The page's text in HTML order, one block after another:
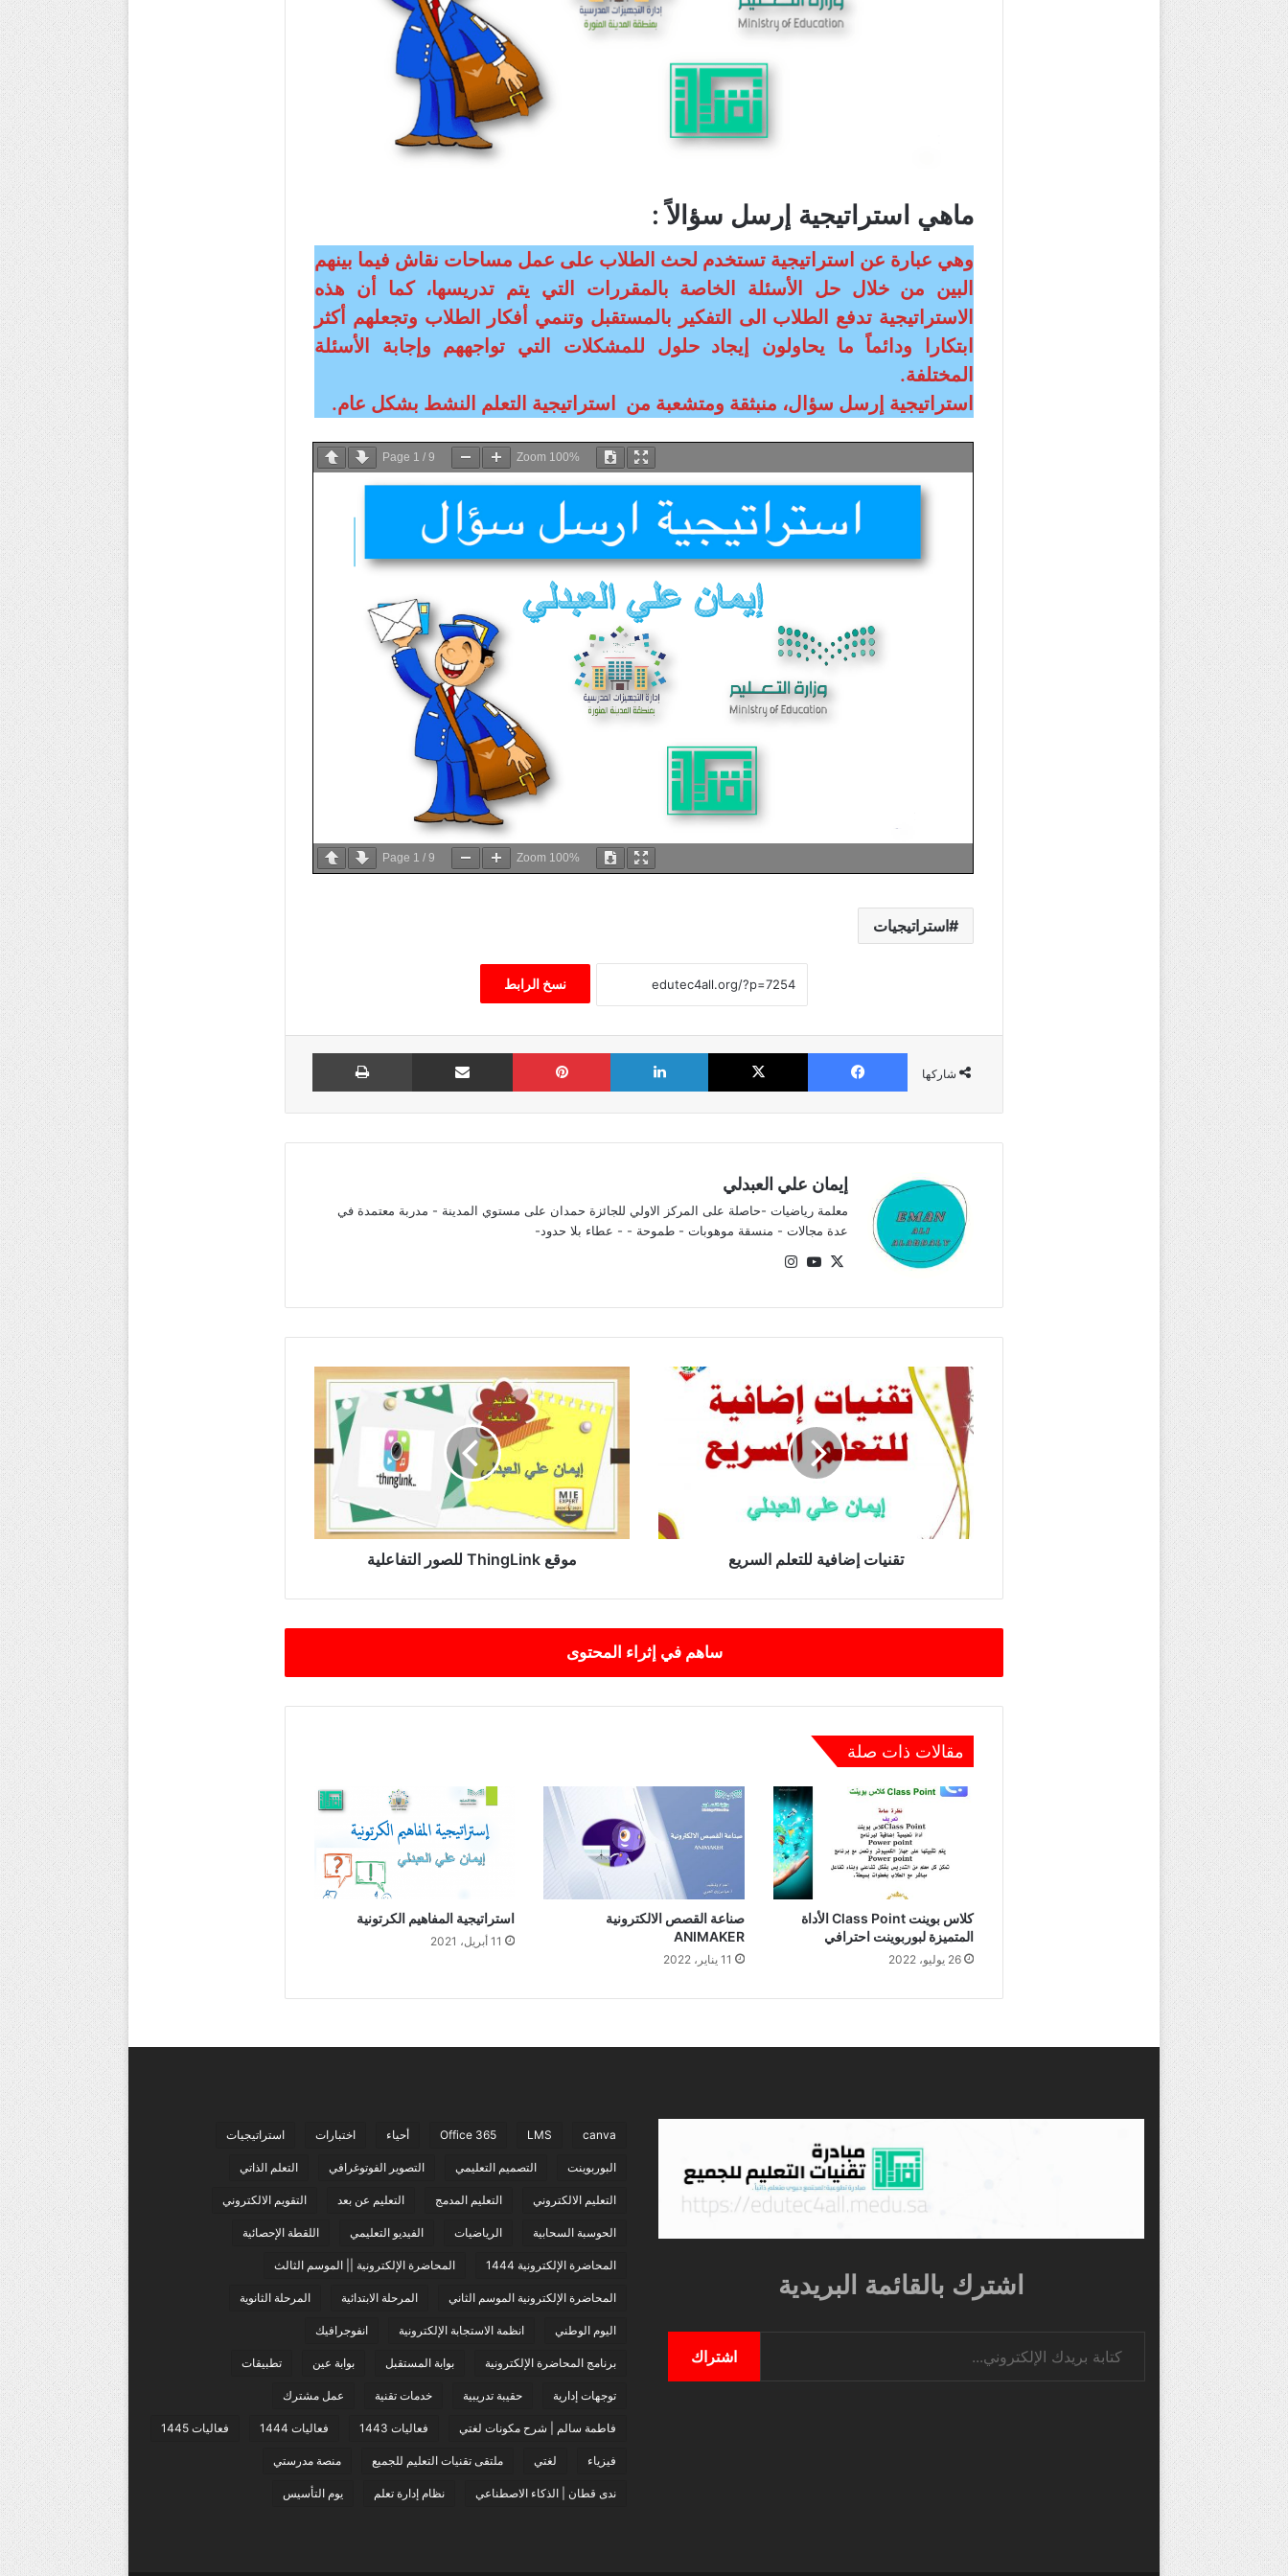
ماهي استراتيجية إرسل سؤالاً :
وهي عبارة عن استراتيجية تستخدم لحث الطلاب على عمل مساحات نقاش فيما بينهم
البين من خلال حل الأسئلة الخاصة بالمقررات التي يتم تدريسها، كما أن هذه
الاستراتيجية تدفع الطلاب الى التفكير بالمستقبل وتنمي أفكار الطلاب وتجعلهم أكثر
ابتكارا ودائماً ما يحاولون إيجاد حلول للمشكلات التي تواجههم وإجابة الأسئلة
المختلفة.
استراتيجية إرسل سؤال، منبثقة ومتشعبة من استراتيجية التعلم النشط بشكل عام.
Page 1 / 9 Zoom 100%
Page 1 / 9 Zoom 100%
استراتيجيات
نسخ الرابط
شاركها
فيسبوك ‫X لينكدإن بينتيريست مشاركة عبر البريد طباعة
إيمان علي العبدلي
معلمة رياضيات -حاصلة على المركز الاولي للجائزة حمدان على مستوي المدينة - مدربة معتمدة في
عدة مجالات - منسقة موهوبات - طموحة - - عطاء بلا حدود-
‫X
‫YouTube
تقنيات
إضافية
للتعلم
السريع
تقنيات إضافية للتعلم السريع
موقع
ThingLink
للصور
التفاعلية
موقع ThingLink للصور التفاعلية
ساهم في إثراء المحتوى
مقالات ذات صلة
كلاس بوينت Class Point الأداة
المتميزة لبوربوينت احترافي
26 يوليو، 2022
صناعة القصص الالكترونية
ANIMAKER
11 يناير، 2022
استراتيجية المفاهيم الكرتونية
11 أبريل، 2021
اشترك بالقائمة البريدية
اشتراك
canva
LMS
Office 365 أحياء اختبارات استراتيجيات
البوربوينت التصميم التعليمي التصوير الفوتوغرافي التعلم الذاتي
التعليم الالكتروني التعليم المدمج التعليم عن بعد التقويم الالكتروني
الحوسبة السحابية الرياضيات الفيديو التعليمي اللقطة الإحصائية
المحاضرة الإلكترونية 1444 المحاضرة الإلكترونية || الموسم الثالث
المحاضرة الإلكترونية الموسم الثاني المرحلة الابتدائية المرحلة الثانوية
اليوم الوطني انظمة الاستجابة الإلكترونية انفوجرافيك
برنامج المحاضرة الإلكترونية بوابة المستقبل بوابة عين تطبيقات
توجهات إدارية حقيبة تدريبية خدمات تقنية عمل مشترك
فاطمة سالم | شرح مكونات لغتي فعاليات 1443 فعاليات 1444 فعاليات 1445
فيزياء لغتي ملتقى تقنيات التعليم للجميع منصة مدرستي
ندى قطان | الذكاء الاصطناعي نظام إدارة تعلم يوم التأسيس